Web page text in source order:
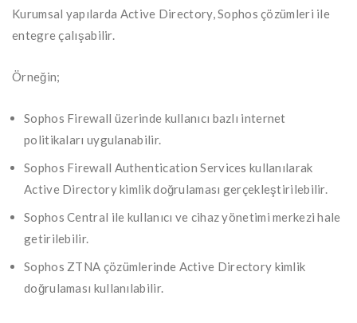
Kurumsal yapılarda Active Directory, Sophos çözümleri ile
entegre çalışabilir.
Örneğin;
Sophos Firewall üzerinde kullanıcı bazlı internet
politikaları uygulanabilir.
Sophos Firewall Authentication Services kullanılarak
Active Directory kimlik doğrulaması gerçekleştirilebilir.
Sophos Central ile kullanıcı ve cihaz yönetimi merkezi hale
getirilebilir.
Sophos ZTNA çözümlerinde Active Directory kimlik
doğrulaması kullanılabilir.